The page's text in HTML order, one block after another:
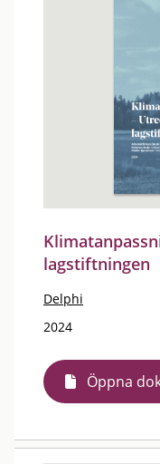
lagstiftningen
Delphi
2024
Öppna